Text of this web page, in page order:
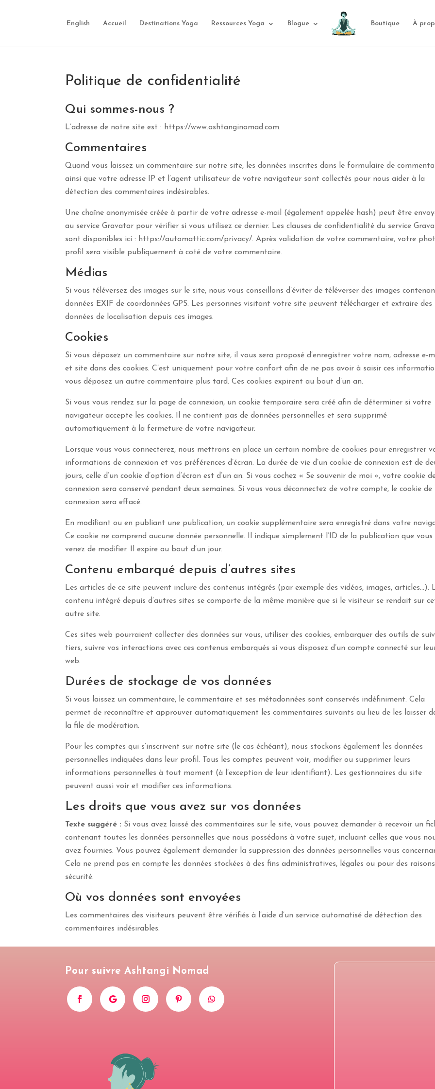
English Accueil Destinations Yoga Ressources Yoga Blogue Boutique À
Politique de confidentialité
Qui sommes-nous ?
L’adresse de notre site est : https://www.ashtanginomad.com.
Commentaires
Quand vous laissez un commentaire sur notre site, les données inscrites dans le formulaire de
ainsi que votre adresse IP et l’agent utilisateur de votre navigateur sont collectés pour nous aider à la
détection des commentaires indésirables.
Une chaîne anonymisée créée à partir de votre adresse e-mail (également appelée hash) peut être
au service Gravatar pour vérifier si vous utilisez ce dernier. Les clauses de confidentialité du service
sont disponibles ici : https://automattic.com/privacy/. Après validation de votre commentaire, votre
profil sera visible publiquement à coté de votre commentaire.
Médias
Si vous téléversez des images sur le site, nous vous conseillons d’éviter de téléverser des images
données EXIF de coordonnées GPS. Les personnes visitant votre site peuvent télécharger et extraire des
données de localisation depuis ces images.
Cookies
Si vous déposez un commentaire sur notre site, il vous sera proposé d’enregistrer votre nom, adresse e-
et site dans des cookies. C’est uniquement pour votre confort afin de ne pas avoir à saisir ces
vous déposez un autre commentaire plus tard. Ces cookies expirent au bout d’un an.
Si vous vous rendez sur la page de connexion, un cookie temporaire sera créé afin de déterminer si votre
navigateur accepte les cookies. Il ne contient pas de données personnelles et sera supprimé
automatiquement à la fermeture de votre navigateur.
Lorsque vous vous connecterez, nous mettrons en place un certain nombre de cookies pour enregistrer
informations de connexion et vos préférences d’écran. La durée de vie d’un cookie de connexion est de
jours, celle d’un cookie d’option d’écran est d’un an. Si vous cochez « Se souvenir de moi », votre cookie
connexion sera conservé pendant deux semaines. Si vous vous déconnectez de votre compte, le cookie de
connexion sera effacé.
En modifiant ou en publiant une publication, un cookie supplémentaire sera enregistré dans votre
Ce cookie ne comprend aucune donnée personnelle. Il indique simplement l’ID de la publication que vous
venez de modifier. Il expire au bout d’un jour.
Contenu embarqué depuis d’autres sites
Les articles de ce site peuvent inclure des contenus intégrés (par exemple des vidéos, images, articles…).
contenu intégré depuis d’autres sites se comporte de la même manière que si le visiteur se rendait sur
autre site.
Ces sites web pourraient collecter des données sur vous, utiliser des cookies, embarquer des outils de
tiers, suivre vos interactions avec ces contenus embarqués si vous disposez d’un compte connecté sur
web.
Durées de stockage de vos données
Si vous laissez un commentaire, le commentaire et ses métadonnées sont conservés indéfiniment. Cela
permet de reconnaître et approuver automatiquement les commentaires suivants au lieu de les laisser
la file de modération.
Pour les comptes qui s’inscrivent sur notre site (le cas échéant), nous stockons également les données
personnelles indiquées dans leur profil. Tous les comptes peuvent voir, modifier ou supprimer leurs
informations personnelles à tout moment (à l’exception de leur identifiant). Les gestionnaires du site
peuvent aussi voir et modifier ces informations.
Les droits que vous avez sur vos données
Texte suggéré : Si vous avez laissé des commentaires sur le site, vous pouvez demander à recevoir un
contenant toutes les données personnelles que nous possédons à votre sujet, incluant celles que vous
avez fournies. Vous pouvez également demander la suppression des données personnelles vous
Cela ne prend pas en compte les données stockées à des fins administratives, légales ou pour des
sécurité.
Où vos données sont envoyées
Les commentaires des visiteurs peuvent être vérifiés à l’aide d’un service automatisé de détection des
commentaires indésirables.
Pour suivre Ashtangi Nomad